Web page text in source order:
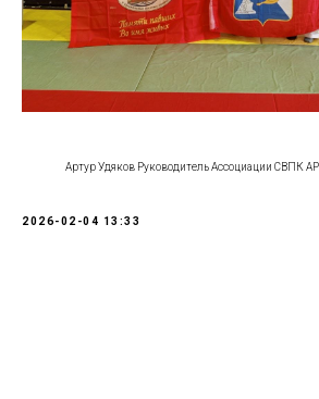
Артур Удяков Руководитель Ассоциации СВПК
2026-02-04 13:33